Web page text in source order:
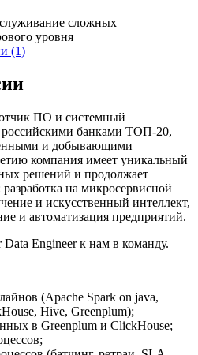
сложных
уровня
(1)
ПО и системный
российскими банками ТОП-20,
и добывающими
компания имеет уникальный
решений и продолжает
на микросервисной
и искусственный интеллект,
и автоматизация предприятий.
Engineer к нам в команду.
(Apache Spark on java,
Hive, Greenplum);
в Greenplum и ClickHouse;